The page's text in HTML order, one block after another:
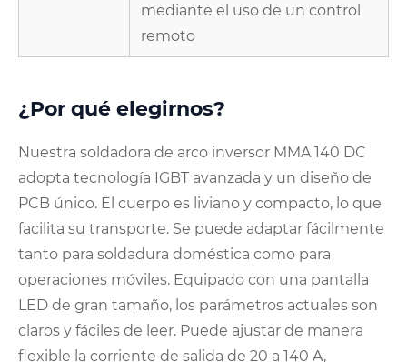
mediante el uso de un control
remoto
¿Por qué elegirnos?
Nuestra soldadora de arco inversor MMA 140 DC
adopta tecnología IGBT avanzada y un diseño de
PCB único. El cuerpo es liviano y compacto, lo que
facilita su transporte. Se puede adaptar fácilmente
tanto para soldadura doméstica como para
operaciones móviles. Equipado con una pantalla
LED de gran tamaño, los parámetros actuales son
claros y fáciles de leer. Puede ajustar de manera
flexible la corriente de salida de 20 a 140 A,